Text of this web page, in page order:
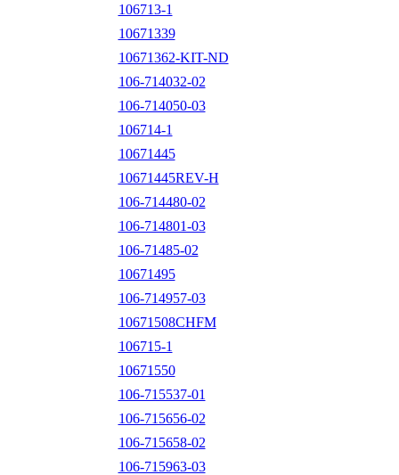
106713-1
10671339
10671362-KIT-ND
106-714032-02
106-714050-03
106714-1
10671445
10671445REV-H
106-714480-02
106-714801-03
106-71485-02
10671495
106-714957-03
10671508CHFM
106715-1
10671550
106-715537-01
106-715656-02
106-715658-02
106-715963-03